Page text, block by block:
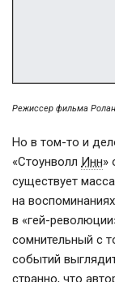
Режиссер фильма
Но в том-то и
«Стоунволл Инн»
существует
на
в «гей-
сомнительный с
событий
странно, что